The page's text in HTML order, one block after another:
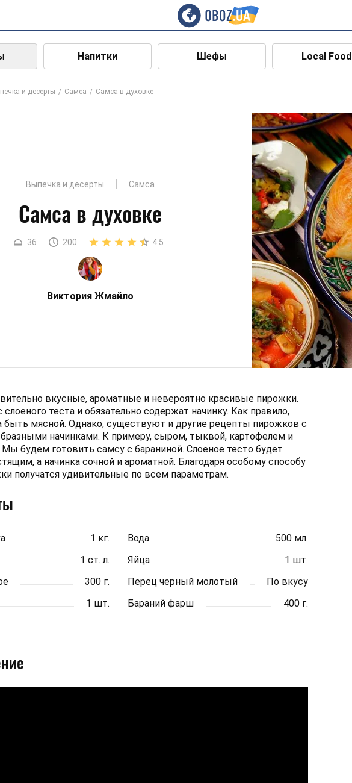
Напитки Шефы Local Food
и десерты Самса Самса в духовке
Выпечка и десерты Самса
Самса в духовке
36 200 4.5
Виктория Жмайло
вкусные, ароматные и невероятно красивые пирожки.
слоеного теста и обязательно содержат начинку. Как правило,
быть мясной. Однако, существуют и другие рецепты пирожков с
начинками. К примеру, сыром, тыквой, картофелем и
будем готовить самсу с бараниной. Слоеное тесто будет
а начинка сочной и ароматной. Благодаря особому способу
получатся удивительные по всем параметрам.
1 кг. Вода
500 мл.
1 ст. л. Яйца
1 шт.
300 г. Перец черный молотый
По вкусу
1 шт. Бараний фарш 400 г.